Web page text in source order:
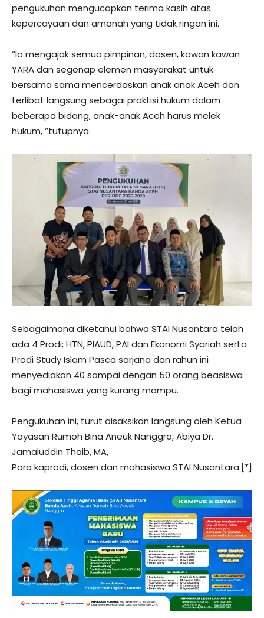
pengukuhan mengucapkan terima kasih atas
kepercayaan dan amanah yang tidak ringan ini.
“Ia mengajak semua pimpinan, dosen, kawan kawan
YARA dan segenap elemen masyarakat untuk
bersama sama mencerdaskan anak anak Aceh dan
terlibat langsung sebagai praktisi hukum dalam
beberapa bidang, anak-anak Aceh harus melek
hukum, “tutupnya.
Sebagaimana diketahui bahwa STAI Nusantara telah
ada 4 Prodi; HTN, PIAUD, PAI dan Ekonomi Syariah serta
Prodi Study Islam Pasca sarjana dan rahun ini
menyediakan 40 sampai dengan 50 orang beasiswa
bagi mahasiswa yang kurang mampu.
Pengukuhan ini, turut disaksikan langsung oleh Ketua
Yayasan Rumoh Bina Aneuk Nanggro, Abiya Dr.
Jamaluddin Thaib, MA,
Para kaprodi, dosen dan mahasiswa STAI Nusantara.[*]